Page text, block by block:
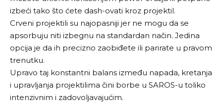
izbeći tako što ćete dash-ovati kroz projektil.
Crveni projektili su najopasniji jer ne mogu da se
apsorbuju niti izbegnu na standardan način. Jedina
opcija je da ih precizno zaobiđete ili parirate u pravom
trenutku.
Upravo taj konstantni balans između napada, kretanja
i upravljanja projektilima čini borbe u SAROS-u toliko
intenzivnim i zadovoljavajućim.